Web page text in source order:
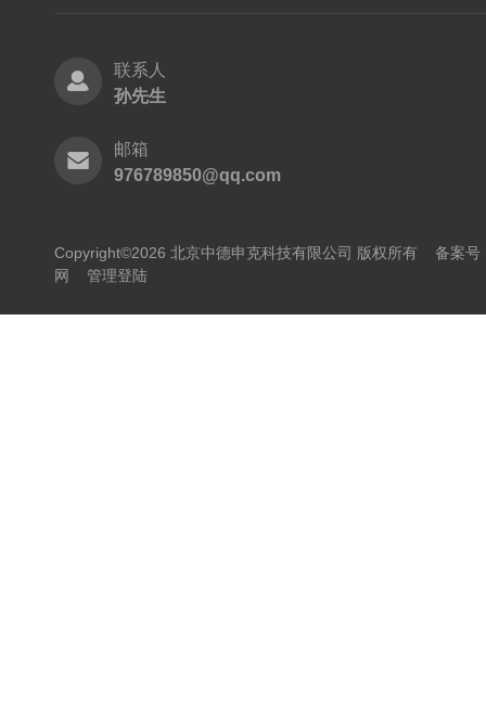
联系人
孙先生
邮箱
976789850@qq.com
Copyright©2026 北京中德申克科技有限公司 版权所有 备案号
网
管理登陆